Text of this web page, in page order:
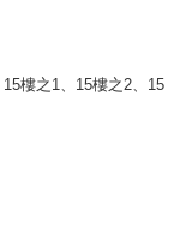
樓之1、15樓之2、15